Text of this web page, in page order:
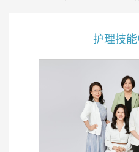
护理技